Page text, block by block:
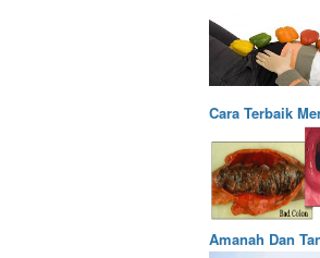
Cara Terbaik
Amanah Dan